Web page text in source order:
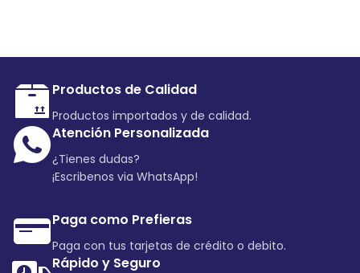
Productos de Calidad
Productos importados y de calidad.
Atención Personalizada
¿Tienes dudas?
¡Escribenos via WhatsApp!
Paga como Prefieras
Paga con tus tarjetas de crédito o debito.
Rápido y Seguro